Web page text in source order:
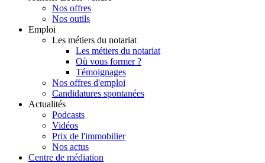
Nos offres
Nos outils
Emploi
Les métiers du notariat
Les métiers du notariat
Où vous former ?
Témoignages
Nos offres d'emploi
Candidatures spontanées
Actualités
Podcasts
Vidéos
Prix de l'immobilier
Nos actus
Centre de médiation